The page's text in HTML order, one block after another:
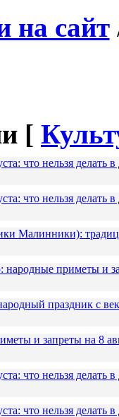
на сайт
[
что нельзя делать
что нельзя делать
Малинники):
приметы и
праздник с
и запреты на 8
что нельзя делать
что нельзя